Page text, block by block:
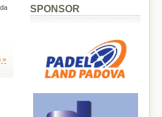
»
SPONSOR